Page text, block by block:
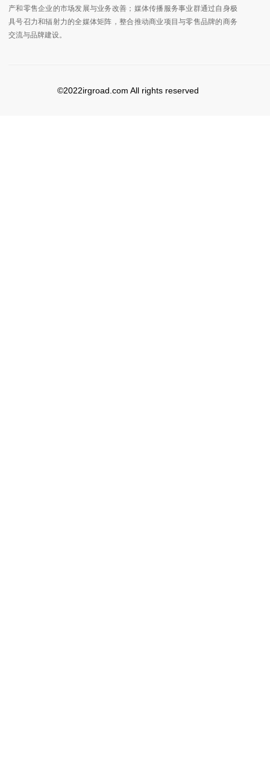
产和零售企业的市场发展与业务改善；媒体传播服务事业群通过自身极
具号召力和辐射力的全媒体矩阵，整合推动商业项目与零售品牌的商务
交流与品牌建设。
©2022irgroad.com All rights reserved